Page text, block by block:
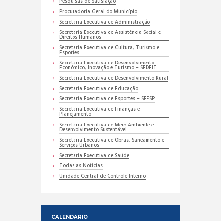
Procuradoria Geral do Município
Secretaria Executiva de Administração
Secretaria Executiva de Assistência Social e
Direitos Humanos
Secretaria Executiva de Cultura, Turismo e
Esportes
Secretaria Executiva de Desenvolvimento
Econômico, Inovação e Turismo – SEDEIT
Secretaria Executiva de Desenvolvimento Rural
Secretaria Executiva de Educação
Secretaria Executiva de Esportes – SEESP
Secretaria Executiva de Finanças e
Planejamento
Secretaria Executiva de Meio Ambiente e
Desenvolvimento Sustentável
Secretaria Executiva de Obras, Saneamento e
Serviços Urbanos
Secretaria Executiva de Saúde
Todas as Noticias
Unidade Central de Controle Interno
CALENDARIO